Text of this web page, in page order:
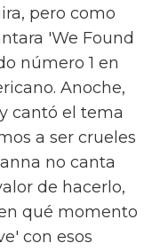
pero como
'We Found
número 1 en
Anoche,
cantó el tema
a ser crueles
no canta
de hacerlo,
qué momento
con esos